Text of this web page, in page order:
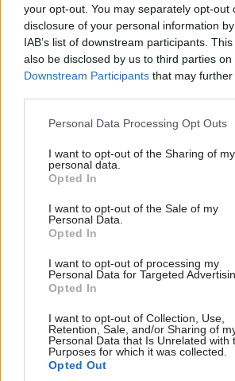
your opt-out. You may separately opt-out
disclosure of your personal information
IAB’s list of downstream participants.
also be disclosed by us to third parties on
Downstream Participants that may
Please note that this website/app uses
not limited to your visit or usage
grant or deny consent to Google and its
use your data for below specified
consent section.
Personal Data Processing Opt Outs
I want to opt-out of the Sharing of my
personal data.
Opted In
I want to opt-out of the Sale of my
Personal Data.
Opted In
I want to opt-out of processing my
Personal Data for Targeted
Opted In
I want to opt-out of Collection, Use,
Retention, Sale, and/or Sharing of
Personal Data that Is Unrelated with
Purposes for which it was collected.
Opted Out
Kategória: Návšteva
Tagy: chata drevo v
svojpomocne